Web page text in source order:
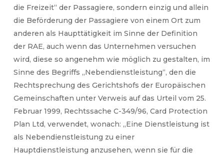
die Freizeit“ der Passagiere, sondern einzig und allein
die Beförderung der Passagiere von einem Ort zum
anderen als Haupttätigkeit im Sinne der Definition
der RAE, auch wenn das Unternehmen versuchen
wird, diese so angenehm wie möglich zu gestalten, im
Sinne des Begriffs „Nebendienstleistung“, den die
Rechtsprechung des Gerichtshofs der Europäischen
Gemeinschaften unter Verweis auf das Urteil vom 25.
Februar 1999, Rechtssache C-349/96, Card Protection
Plan Ltd, verwendet, wonach: „Eine Dienstleistung ist
als Nebendienstleistung zu einer
Hauptdienstleistung anzusehen, wenn sie für die